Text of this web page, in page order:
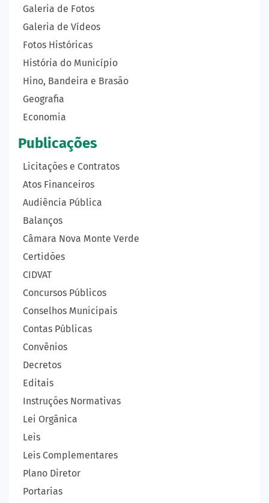
Galeria de Fotos
Galeria de Vídeos
Fotos Históricas
História do Município
Hino, Bandeira e Brasão
Geografia
Economia
Publicações
Licitações e Contratos
Atos Financeiros
Audiência Pública
Balanços
Câmara Nova Monte Verde
Certidões
CIDVAT
Concursos Públicos
Conselhos Municipais
Contas Públicas
Convênios
Decretos
Editais
Instruções Normativas
Lei Orgânica
Leis
Leis Complementares
Plano Diretor
Portarias